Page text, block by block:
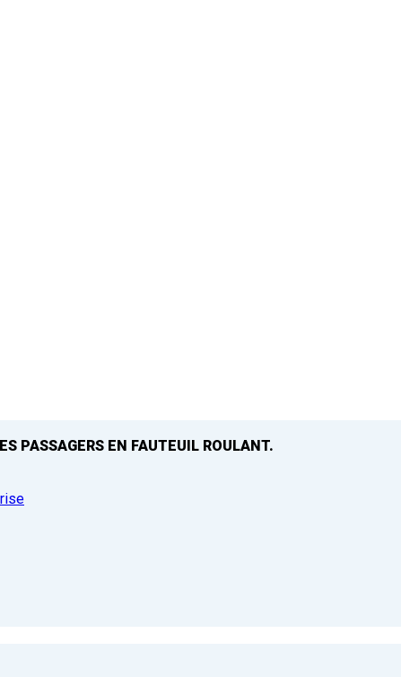
PASSAGERS EN FAUTEUIL ROULANT.